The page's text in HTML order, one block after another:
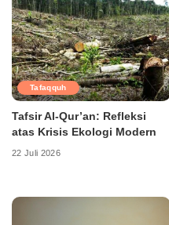
Tafaqquh
Tafsir Al-Qur’an: Refleksi
atas Krisis Ekologi Modern
22 Juli 2026